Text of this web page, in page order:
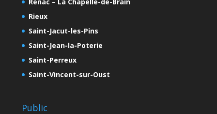
Rieux
Saint-Jacut-les-Pins
Saint-Jean-la-Poterie
Saint-Perreux
Saint-Vincent-sur-Oust
Public